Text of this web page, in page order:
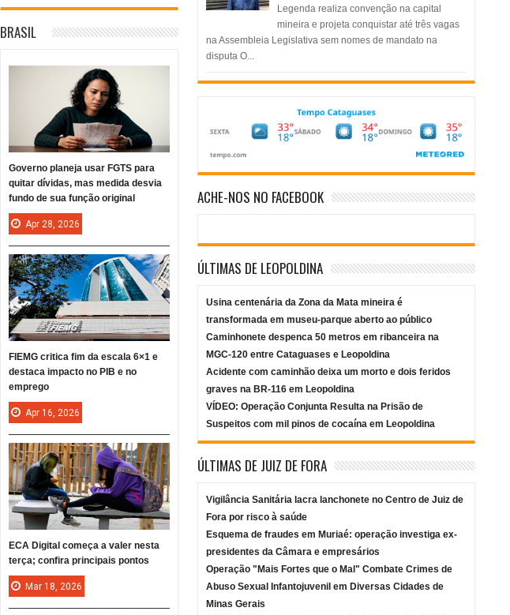
Legenda realiza convenção na capital
mineira e projeta conquistar até três vagas
na Assembleia Legislativa sem nomes de mandato na
disputa O...
ACHE-NOS NO FACEBOOK
ÚLTIMAS DE LEOPOLDINA
Usina centenária da Zona da Mata mineira é
transformada em museu-parque aberto ao público
Caminhonete despenca 50 metros em ribanceira na
MGC-120 entre Cataguases e Leopoldina
Acidente com caminhão deixa um morto e dois feridos
graves na BR-116 em Leopoldina
VÍDEO: Operação Conjunta Resulta na Prisão de
Suspeitos com mil pinos de cocaína em Leopoldina
ÚLTIMAS DE JUIZ DE FORA
Vigilância Sanitária lacra lanchonete no Centro de Juiz de
Fora por risco à saúde
Esquema de fraudes em Muriaé: operação investiga ex-
presidentes da Câmara e empresários
Operação "Mais Fortes que o Mal" Combate Crimes de
Abuso Sexual Infantojuvenil em Diversas Cidades de
Minas Gerais
BRASIL
Governo planeja usar FGTS para
quitar dívidas, mas medida desvia
fundo de sua função original
Apr 28, 2026
FIEMG critica fim da escala 6×1 e
destaca impacto no PIB e no
emprego
Apr 16, 2026
ECA Digital começa a valer nesta
terça; confira principais pontos
Mar 18, 2026